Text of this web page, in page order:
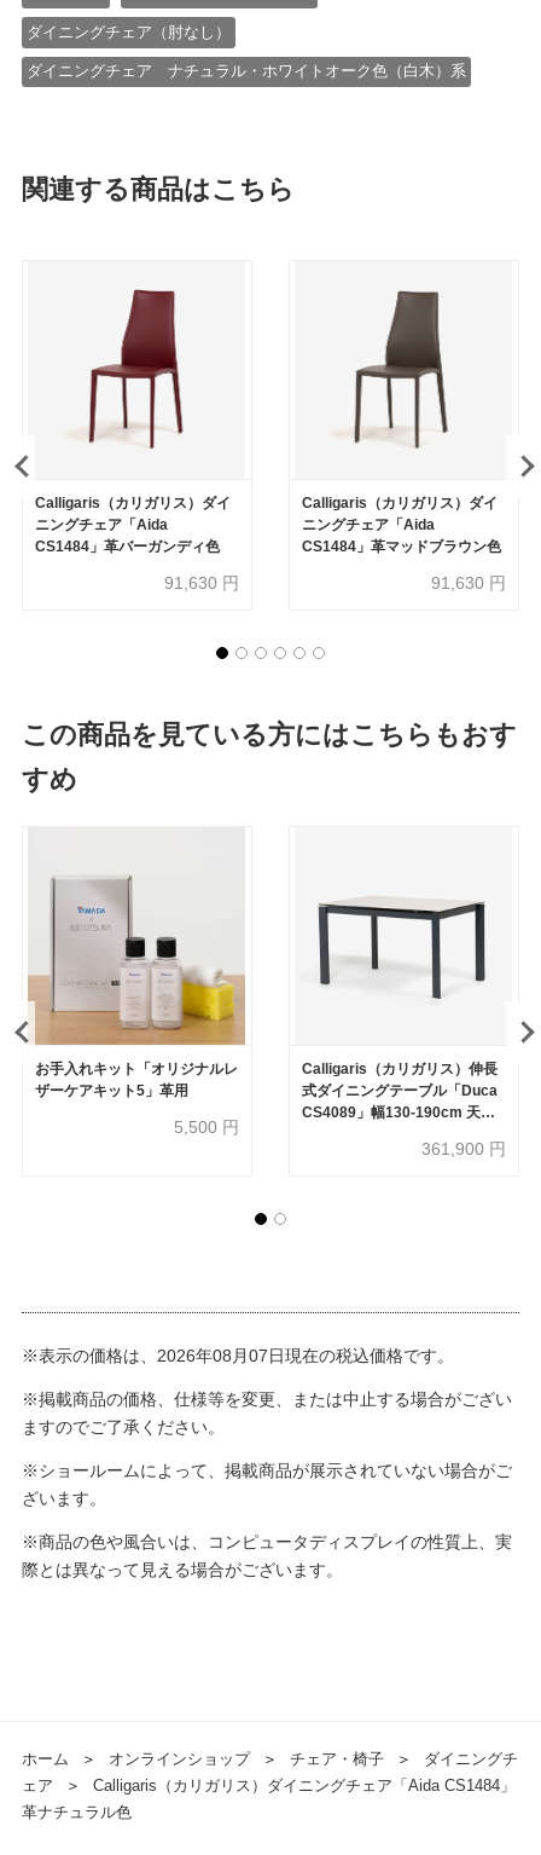
ダイニングチェア（肘なし）
ダイニングチェア ナチュラル・ホワイトオーク色（白木）系
関連する商品はこちら
Calligaris（カリガリス）ダイ
ニングチェア「Aida
CS1484」革バーガンディ色
91,630 円
Calligaris（カリガリス）ダイ
ニングチェア「Aida
CS1484」革マッドブラウン色
91,630 円
この商品を見ている方にはこちらもおす
すめ
お手入れキット「オリジナルレ
ザーケアキット5」革用
5,500 円
Calligaris（カリガリス）伸長
式ダイニングテーブル「Duca
CS4089」幅130-190cm 天板
脚部スチール：マットグレー
361,900 円
※表示の価格は、2026年08月07日現在の税込価格です。
※掲載商品の価格、仕様等を変更、または中止する場合がござい
ますのでご了承ください。
※ショールームによって、掲載商品が展示されていない場合がご
ざいます。
※商品の色や風合いは、コンピュータディスプレイの性質上、実
際とは異なって見える場合がございます。
ホーム ＞ オンラインショップ ＞ チェア・椅子 ＞
ダイニングチ
ェア
＞
Calligaris（カリガリス）ダイニングチェア「Aida CS1484」
革ナチュラル色